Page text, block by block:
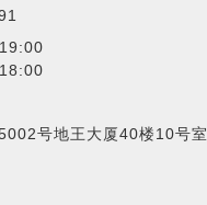
号地王大厦40楼10号室